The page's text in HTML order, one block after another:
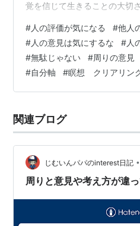
覚を信じて生きることの大切
ないだけですよ〜 というお話
後についてくるのです。 今日
なメッセージが入っているの
てくださいね(^^) ・ 今日も気
晴れの一日でした。 先日の
#人の評価が気になる #他人
#人の意見は気にするな #人
#無駄じゃない #周りの意見
#自分軸 #瞑想 クリアリン
関連ブログ
じむいんパパのinterest日記 •
周りと意見や考え方が違